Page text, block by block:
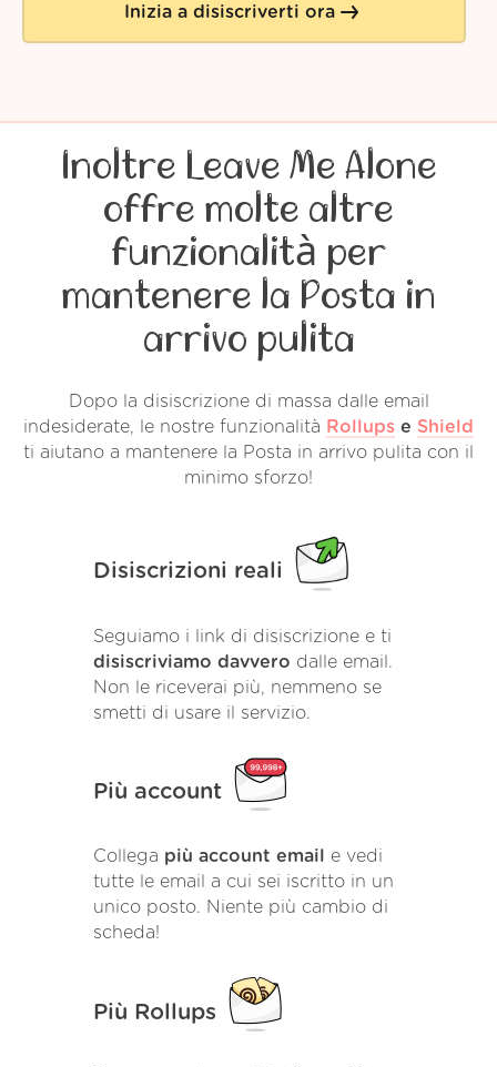
Inizia a disiscriverti ora
Inoltre Leave Me Alone
offre molte altre
funzionalità per
mantenere la Posta in
arrivo pulita
Dopo la disiscrizione di massa dalle email
indesiderate, le nostre funzionalità Rollups e Shield
ti aiutano a mantenere la Posta in arrivo pulita con il
minimo sforzo!
Disiscrizioni reali
Seguiamo i link di disiscrizione e ti
disiscriviamo davvero dalle email.
Non le riceverai più, nemmeno se
smetti di usare il servizio.
Più account
Collega più account email e vedi
tutte le email a cui sei iscritto in un
unico posto. Niente più cambio di
scheda!
Più Rollups